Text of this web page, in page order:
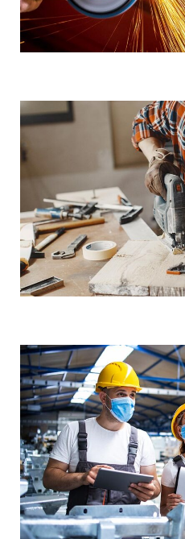
Demo
Coated
Demo
Cold
Demo
Steel